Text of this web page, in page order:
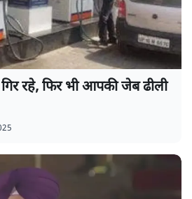
रहे, फिर भी आपकी जेब ढीली